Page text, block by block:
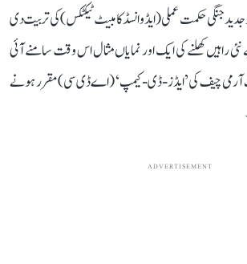
جنگی حکمت عملی (ایڈوانسڈ کامبیٹ ٹیکٹکس) کی تربیت دی
راہیں کھلنے کی ایک اور نمایاں مثال اس وقت سامنے آئی
آرمی چیف کی ’ایڈز-ڈی-کیمپ‘ (اے ڈی سی) مقرر ہونے
ADVERTISEMENT